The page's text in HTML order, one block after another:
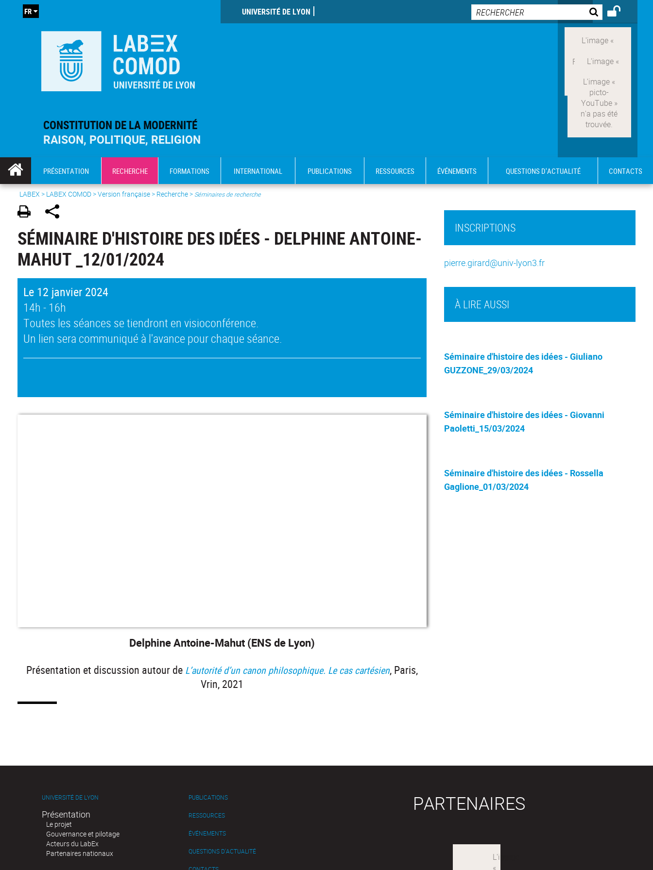
CONSTITUTION DE LA MODERNITÉ
RAISON, POLITIQUE, RELIGION
UNIVERSITÉ DE LYON
FR
PRÉSENTATION RECHERCHE FORMATIONS INTERNATIONAL PUBLICATIONS RESSOURCES ÉVÉNEMENTS QUESTIONS D'ACTUALITÉ CONTACTS
LABEX > LABEX COMOD>Version française> Recherche > Séminaires de recherche
SÉMINAIRE D'HISTOIRE DES IDÉES - DELPHINE ANTOINE-
MAHUT _12/01/2024
Le 12 janvier 2024
14h - 16h
Toutes les séances se tiendront en visioconférence.
Un lien sera communiqué à l'avance pour chaque séance.
Delphine Antoine-Mahut (ENS de Lyon)
Présentation et discussion autour de L’autorité d’un canon philosophique. Le cas cartésien, Paris,
Vrin, 2021
À LIRE AUSSI
Séminaire d'histoire des idées - Giuliano
GUZZONE_29/03/2024
Séminaire d'histoire des idées - Giovanni
Paoletti_15/03/2024
Séminaire d'histoire des idées - Rossella
Gaglione_01/03/2024
INSCRIPTIONS
pierre.girard@univ-lyon3.fr
UNIVERSITÉ DE LYON
Présentation
Le projet
Gouvernance et pilotage
Acteurs du LabEx
Partenaires nationaux
PUBLICATIONS
RESSOURCES
ÉVÉNEMENTS
QUESTIONS D'ACTUALITÉ
PARTENAIRES